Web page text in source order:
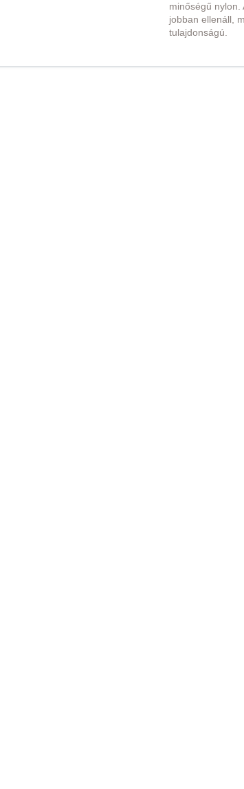
minőségű nylon.
jobban ellenáll,
tulajdonságú.